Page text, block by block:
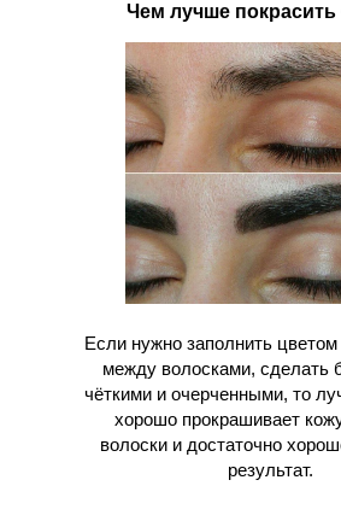
Чем лучше
Если нужно заполнить цветом
между волосками, сделать
чёткими и очерченными, то
хорошо прокрашивает
волоски и достаточно
результат.